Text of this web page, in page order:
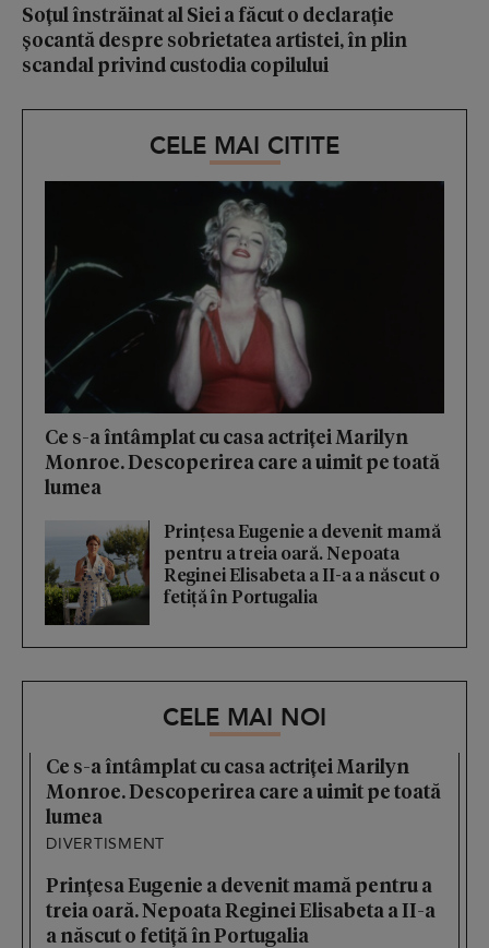
Soțul înstrăinat al Siei a făcut o declarație
șocantă despre sobrietatea artistei, în plin
scandal privind custodia copilului
CELE MAI CITITE
Ce s-a întâmplat cu casa actriței Marilyn
Monroe. Descoperirea care a uimit pe toată
lumea
Prințesa Eugenie a devenit mamă
pentru a treia oară. Nepoata
Reginei Elisabeta a II-a a născut o
fetiță în Portugalia
CELE MAI NOI
Ce s-a întâmplat cu casa actriței Marilyn
Monroe. Descoperirea care a uimit pe toată
lumea
DIVERTISMENT
Prințesa Eugenie a devenit mamă pentru a
treia oară. Nepoata Reginei Elisabeta a II-a
a născut o fetiță în Portugalia